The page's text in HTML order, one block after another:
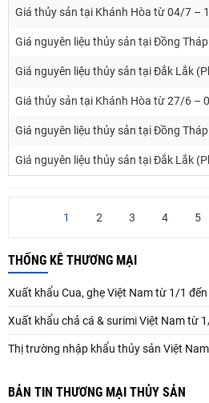
Giá thủy sản tại Khánh Hòa từ 04/7 –
Giá nguyên liệu thủy sản tại Đồng
Giá nguyên liệu thủy sản tại Đắk Lắk
Giá thủy sản tại Khánh Hòa từ 27/6 –
Giá nguyên liệu thủy sản tại Đồng
Giá nguyên liệu thủy sản tại Đắk Lắk
1 2 3 4 5
THỐNG KÊ THƯƠNG MẠI
Xuất khẩu Cua, ghẹ Việt Nam từ 1/1
Xuất khẩu chả cá & surimi Việt Nam từ
Thị trường nhập khẩu thủy sản Việt
BẢN TIN THƯƠNG MẠI THỦY SẢN